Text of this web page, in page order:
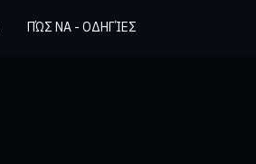
ΠΏΣ ΝΑ - ΟΔΗΓΊΕΣ